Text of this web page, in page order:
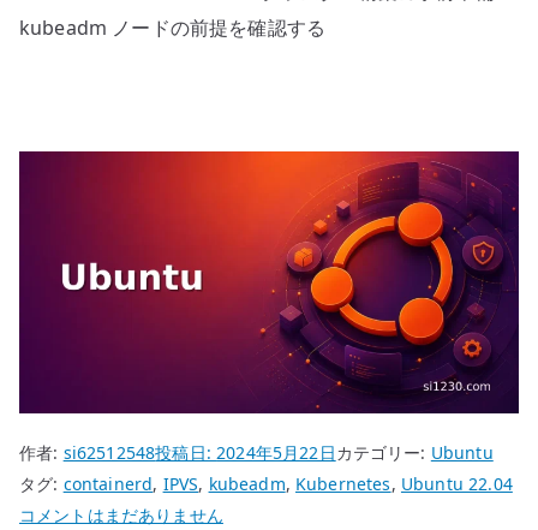
kubeadm ノードの前提を確認する
作者: si62512548投稿日:2024年5月22日カテゴリー: Ubuntu
タグ: containerd, IPVS, kubeadm, Kubernetes, Ubuntu 22.04
Ubuntu
コメントはまだありません